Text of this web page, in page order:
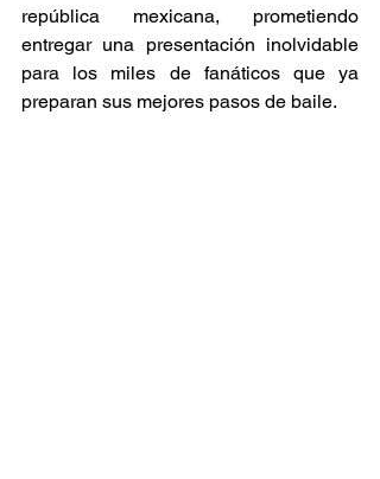
república mexicana, prometiendo
entregar una presentación inolvidable
para los miles de fanáticos que ya
preparan sus mejores pasos de baile.